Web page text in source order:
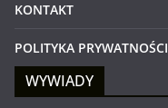
KONTAKT
POLITYKA PRYWATNOŚCI
WYWIADY